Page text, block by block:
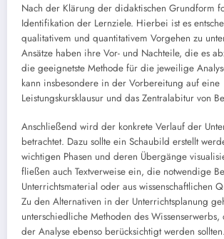
Nach der Klärung der didaktischen Grundform
Identifikation der Lernziele. Hierbei ist es
qualitativem und quantitativem Vorgehen zu
Ansätze haben ihre Vor- und Nachteile, die es
die geeignetste Methode für die jeweilige
kann insbesondere in der Vorbereitung auf eine
Leistungskursklausur und das Zentralabitur von
Anschließend wird der konkrete Verlauf der
betrachtet. Dazu sollte ein Schaubild erstellt
wichtigen Phasen und deren Übergänge
fließen auch Textverweise ein, die notwendige
Unterrichtsmaterial oder aus wissenschaftlichen
Zu den Alternativen in der Unterrichtsplanung
unterschiedliche Methoden des
der Analyse ebenso berücksichtigt werden sollten.